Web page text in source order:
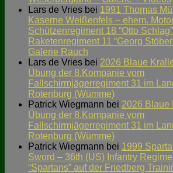
Lars de Vries bei 1991 Thomas
Kaserne Weißenfels – ehem.
Schützenregiment 18 “Otto
Raketenregiment 11 “Georg
Galerie Rauch
Lars de Vries bei 2026 Blaue
Übung der 8.Kompanie vom
Fallschirmjägerregiment 31 im
Rotenburg (Wümme)
Patrick Wiegmann bei 2026 Blaue
Übung der 8.Kompanie vom
Fallschirmjägerregiment 31 im
Rotenburg (Wümme)
Patrick Wiegmann bei 1999
Sword – 36th (US) Infantry
“Spartans” auf der Friedberg